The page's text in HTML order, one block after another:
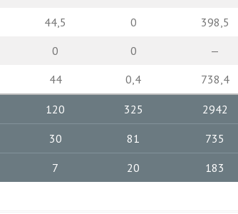
44,5 0
398,5
0 0
—
44 0,4 738,4
120 325 2942
30 81 735
7 20 183